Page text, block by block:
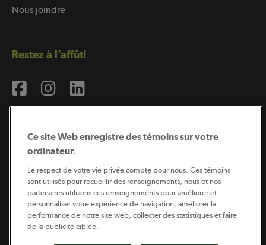
Nous joindre
Restez à l’affût!
Coopérateur est publié par Sollio Groupe Coopératif.
Il est l’outil d’information de la coopération agricole
québécoise.
Ce site Web enregistre des témoins sur votre
ordinateur.
Le respect de votre vie privée compte pour nous. Ces témoins
sont utilisés pour recueillir des renseignements, nous et nos
partenaires utilisons ces renseignements pour améliorer et
personnaliser votre expérience de navigation, améliorer la
performance de notre site web, collecter des statistiques et faire
de la publicité ciblée.